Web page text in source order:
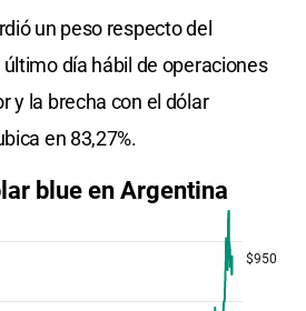
un peso respecto del
día hábil de operaciones
y la brecha con el dólar
en 83,27%.